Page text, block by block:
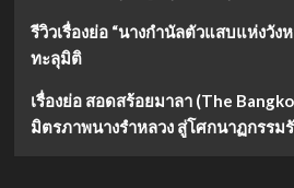
รีวิวเรื่องย่อ “นางกำนัลตัวแสบแห่งวัง
ทะลุมิติ
เรื่องย่อ สอดสร้อยมาลา (The
มิตรภาพนางรำหลวง สู่โศกนาฏกรรม